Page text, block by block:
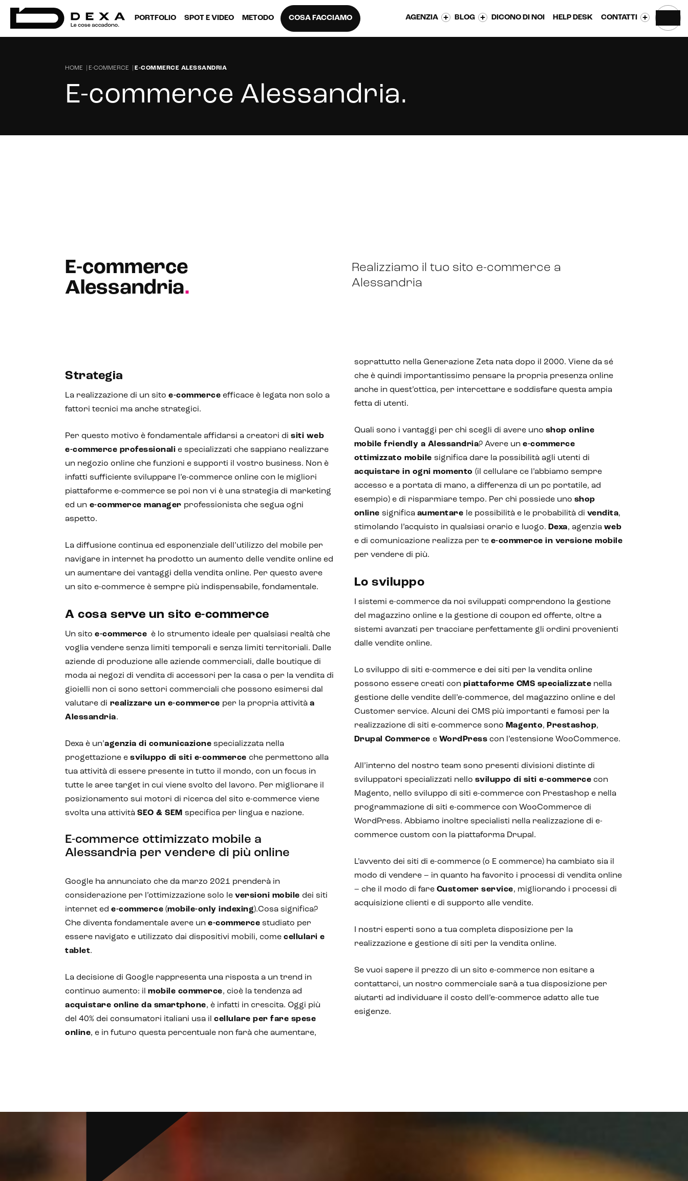
PORTFOLIO SPOT E VIDEO METODO COSA FACCIAMO AGENZIA BLOG DICONO DI NOI HELP DESK CONTATTI
HOME E-COMMERCE E-COMMERCE ALESSANDRIA
E-commerce Alessandria.
E-commerce
Alessandria.
Realizziamo il tuo sito e-commerce a
Alessandria
Strategia
La realizzazione di un sito e-commerce efficace è legata non solo a
fattori tecnici ma anche strategici.
Per questo motivo è fondamentale affidarsi a creatori di siti web
e-commerce professionali e specializzati che sappiano realizzare
un negozio online che funzioni e supporti il vostro business. Non è
infatti sufficiente sviluppare l’e-commerce online con le migliori
piattaforme e-commerce se poi non vi è una strategia di marketing
ed un e-commerce manager professionista che segua ogni
aspetto.
La diffusione continua ed esponenziale dell’utilizzo del mobile per
navigare in internet ha prodotto un aumento delle vendite online ed
un aumentare dei vantaggi della vendita online. Per questo avere
un sito e-commerce è sempre più indispensabile, fondamentale.
A cosa serve un sito e-commerce
Un sito e-commerce è lo strumento ideale per qualsiasi realtà che
voglia vendere senza limiti temporali e senza limiti territoriali. Dalle
aziende di produzione alle aziende commerciali, dalle boutique di
moda ai negozi di vendita di accessori per la casa o per la vendita di
gioielli non ci sono settori commerciali che possono esimersi dal
valutare di realizzare un e-commerce per la propria attività a
Alessandria.
Dexa è un’agenzia di comunicazione specializzata nella
progettazione e sviluppo di siti e-commerce che permettono alla
tua attività di essere presente in tutto il mondo, con un focus in
tutte le aree target in cui viene svolto del lavoro. Per migliorare il
posizionamento sui motori di ricerca del sito e-commerce viene
svolta una attività SEO & SEM specifica per lingua e nazione.
E-commerce ottimizzato mobile a
Alessandria per vendere di più online
Google ha annunciato che da marzo 2021 prenderà in
considerazione per l’ottimizzazione solo le versioni mobile dei siti
internet ed e-commerce (mobile-only indexing).Cosa significa?
Che diventa fondamentale avere un e-commerce studiato per
essere navigato e utilizzato dai dispositivi mobili, come cellulari e
tablet.
La decisione di Google rappresenta una risposta a un trend in
continuo aumento: il mobile commerce, cioè la tendenza ad
acquistare online da smartphone, è infatti in crescita. Oggi più
del 40% dei consumatori italiani usa il cellulare per fare spese
online, e in futuro questa percentuale non farà che aumentare,
soprattutto nella Generazione Zeta nata dopo il 2000. Viene da sé
che è quindi importantissimo pensare la propria presenza online
anche in quest’ottica, per intercettare e soddisfare questa ampia
fetta di utenti.
Quali sono i vantaggi per chi scegli di avere uno shop online
mobile friendly a Alessandria? Avere une-commerce
ottimizzato mobile significa dare la possibilità agli utenti di
acquistare in ogni momento (il cellulare ce l’abbiamo sempre
accesso e a portata di mano, a differenza di un pc portatile, ad
esempio) e di risparmiare tempo. Per chi possiede uno shop
online significa aumentare le possibilità e le probabilità di vendita,
stimolando l’acquisto in qualsiasi orario e luogo. Dexa, agenzia web
e di comunicazione realizza per te e-commerce in versione mobile
per vendere di più.
Lo sviluppo
I sistemi e-commerce da noi sviluppati comprendono la gestione
del magazzino online e la gestione di coupon ed offerte, oltre a
sistemi avanzati per tracciare perfettamente gli ordini provenienti
dalle vendite online.
Lo sviluppo di siti e-commerce e dei siti per la vendita online
possono essere creati con piattaforme CMS specializzate nella
gestione delle vendite dell’e-commerce, del magazzino online e del
Customer service. Alcuni dei CMS più importanti e famosi per la
realizzazione di siti e-commerce sono Magento, Prestashop,
Drupal Commerce e WordPress con l’estensione WooCommerce.
All’interno del nostro team sono presenti divisioni distinte di
sviluppatori specializzati nello sviluppo di siti e-commerce con
Magento, nello sviluppo di siti e-commerce con Prestashop e nella
programmazione di siti e-commerce con WooCommerce di
WordPress. Abbiamo inoltre specialisti nella realizzazione di e-
commerce custom con la piattaforma Drupal.
L’avvento dei siti di e-commerce (o E commerce) ha cambiato sia il
modo di vendere – in quanto ha favorito i processi di vendita online
– che il modo di fare Customer service, migliorando i processi di
acquisizione clienti e di supporto alle vendite.
I nostri esperti sono a tua completa disposizione per la
realizzazione e gestione di siti per la vendita online.
Se vuoi sapere il prezzo di un sito e-commerce non esitare a
contattarci, un nostro commerciale sarà a tua disposizione per
aiutarti ad individuare il costo dell’e-commerce adatto alle tue
esigenze.